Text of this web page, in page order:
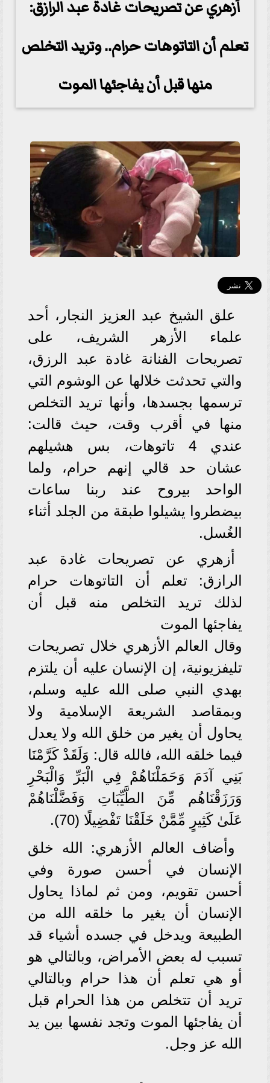
أزهري عن تصريحات غادة عبد الرازق:
تعلم أن التاتوهات حرام.. وتريد التخلص
منها قبل أن يفاجئها الموت
علق الشيخ عبد العزيز النجار، أحد
علماء الأزهر الشريف، على
تصريحات الفنانة غادة عبد الرزق،
والتي تحدثت خلالها عن الوشوم التي
ترسمها بجسدها، وأنها تريد التخلص
منها في أقرب وقت، حيث قالت:
عندي 4 تاتوهات، بس هشيلهم
عشان حد قالي إنهم حرام، ولما
الواحد بيروح عند ربنا ساعات
بيضطروا يشيلوا طبقة من الجلد أثناء
الغُسل.
أزهري عن تصريحات غادة عبد
الرازق: تعلم أن التاتوهات حرام
لذلك تريد التخلص منه قبل أن
يفاجئها الموت
وقال العالم الأزهري خلال تصريحات
تليفزيونية، إن الإنسان عليه أن يلتزم
بهدي النبي صلى الله عليه وسلم،
وبمقاصد الشريعة الإسلامية ولا
يحاول أن يغير من خلق الله ولا يعدل
فيما خلقه الله، فالله قال: وَلَقَدْ كَرَّمْنَا
بَنِي آدَمَ وَحَمَلْنَاهُمْ فِي الْبَرِّ وَالْبَحْرِ
وَرَزَقْنَاهُم مِّنَ الطَّيِّبَاتِ وَفَضَّلْنَاهُمْ
عَلَىٰ كَثِيرٍ مِّمَّنْ خَلَقْنَا تَفْضِيلًا (70).
وأضاف العالم الأزهري: الله خلق
الإنسان في أحسن صورة وفي
أحسن تقويم، ومن ثم لماذا يحاول
الإنسان أن يغير ما خلقه الله من
الطبيعة ويدخل في جسده أشياء قد
تسبب له بعض الأمراض، وبالتالي هو
أو هي تعلم أن هذا حرام وبالتالي
تريد أن تتخلص من هذا الحرام قبل
أن يفاجئها الموت وتجد نفسها بين يد
الله عز وجل.